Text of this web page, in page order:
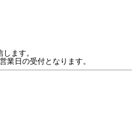
ます。
業日の受付となります。